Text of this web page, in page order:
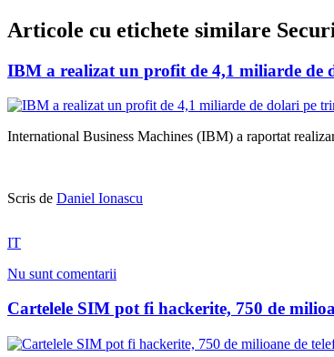
Articole cu etichete similare
IBM a realizat un profit de 4,1 miliarde de
International Business Machines (IBM) a raportat
Scris de Daniel Ionascu
IT
Nu sunt comentarii
Cartelele SIM pot fi hackerite, 750 de